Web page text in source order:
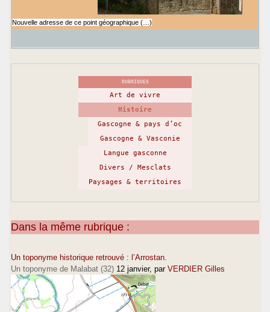
Nouvelle adresse de ce point géographique (…)
RUBRIQUES
Art de vivre
Histoire
Gascogne & pays d’oc
Gascogne & Vasconie
Langue gasconne
Divers / Mesclats
Paysages & territoires
Dans la même rubrique :
Un toponyme historique retrouvé : l’Arrostan.
Un toponyme de Malabat (32) 12 janvier, par VERDIER Gilles